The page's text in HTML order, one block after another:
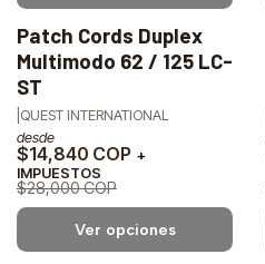
-47%
OFF
Patch Cords Duplex
Multimodo 62 / 125 LC-
ST
QUEST INTERNATIONAL
desde
$14,840 COP +
IMPUESTOS
$28,000 COP
Ver opciones